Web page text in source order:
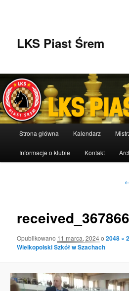
LKS Piast Śrem
Strona główna Kalendarz
Informacje o klubie Kontakt
Opublikowano 11 marca, 2024o2048 ×
Wielkopolski Szkół w Szachach